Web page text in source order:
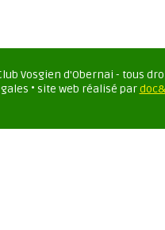
Vosgien d'Obernai - tous
• site web réalisé par